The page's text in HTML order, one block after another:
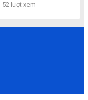
52 lượt xem